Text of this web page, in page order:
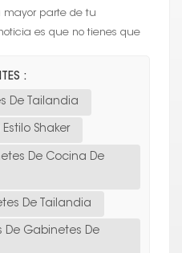
parte de tu
es que no tienes que
:
De Tailandia
Shaker
De Cocina De
De Tailandia
De Gabinetes De